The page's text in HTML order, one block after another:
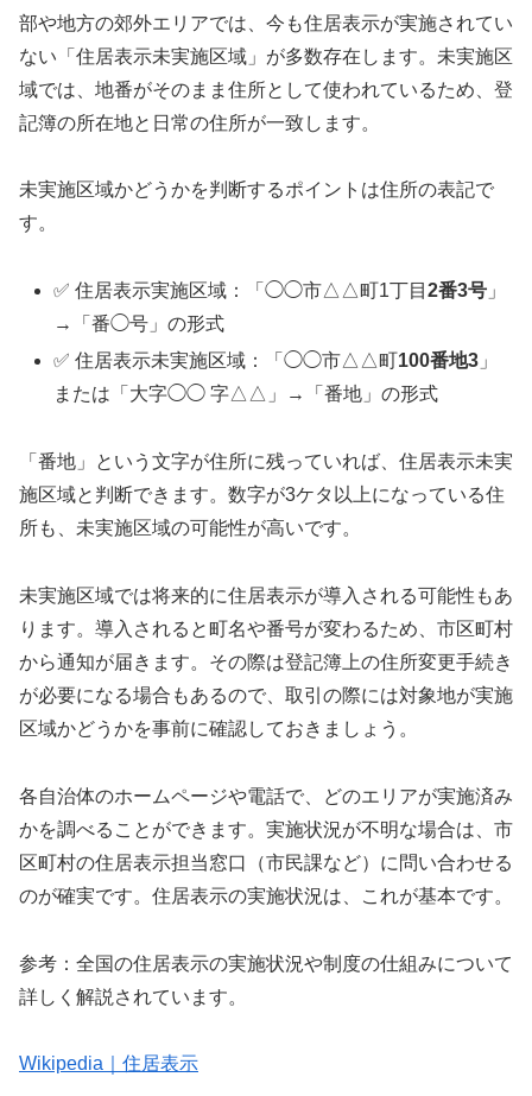
部や地方の郊外エリアでは、今も住居表示が実施されてい
ない「住居表示未実施区域」が多数存在します。未実施区
域では、地番がそのまま住所として使われているため、登
記簿の所在地と日常の住所が一致します。
未実施区域かどうかを判断するポイントは住所の表記で
す。
✅ 住居表示実施区域：「◯◯市△△町1丁目2番3号 」
→「番◯号」の形式
✅ 住居表示未実施区域：「◯◯市△△町100番地3 」
または「大字◯◯ 字△△」→「番地」の形式
「番地」という文字が住所に残っていれば、住居表示未実
施区域と判断できます。数字が3ケタ以上になっている住
所も、未実施区域の可能性が高いです。
未実施区域では将来的に住居表示が導入される可能性もあ
ります。導入されると町名や番号が変わるため、市区町村
から通知が届きます。その際は登記簿上の住所変更手続き
が必要になる場合もあるので、取引の際には対象地が実施
区域かどうかを事前に確認しておきましょう。
各自治体のホームページや電話で、どのエリアが実施済み
かを調べることができます。実施状況が不明な場合は、市
区町村の住居表示担当窓口（市民課など）に問い合わせる
のが確実です。住居表示の実施状況は、これが基本です。
参考：全国の住居表示の実施状況や制度の仕組みについて
詳しく解説されています。
Wikipedia｜住居表示